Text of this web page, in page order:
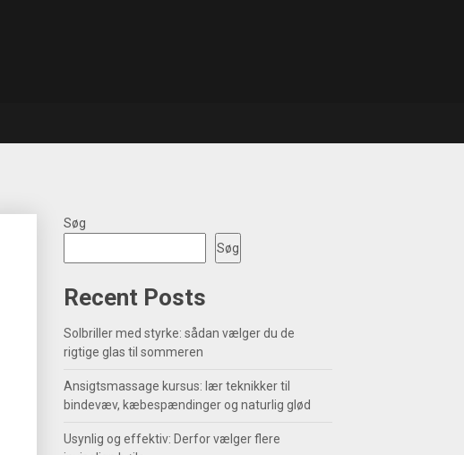
Søg
Søg
Recent Posts
Solbriller med styrke: sådan vælger du de
rigtige glas til sommeren
Ansigtsmassage kursus: lær teknikker til
bindevæv, kæbespændinger og naturlig glød
Usynlig og effektiv: Derfor vælger flere